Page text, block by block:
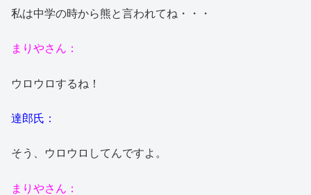
私は中学の時から熊と言われてね・・・
まりやさん：
ウロウロするね！
達郎氏：
そう、ウロウロしてんですよ。
まりやさん：